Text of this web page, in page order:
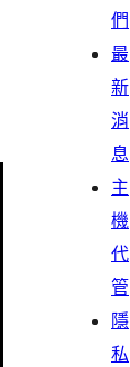
們
最
新
消
息
主
機
代
管
隱
私